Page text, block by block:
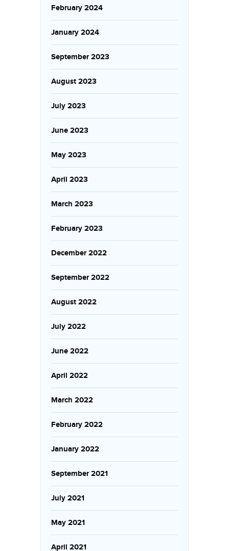
February 2024
January 2024
September 2023
August 2023
July 2023
June 2023
May 2023
April 2023
March 2023
February 2023
December 2022
September 2022
August 2022
July 2022
June 2022
April 2022
March 2022
February 2022
January 2022
September 2021
July 2021
May 2021
April 2021